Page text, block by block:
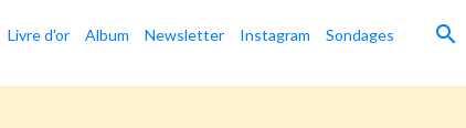
Livre d'or Album Newsletter Instagram Sondages